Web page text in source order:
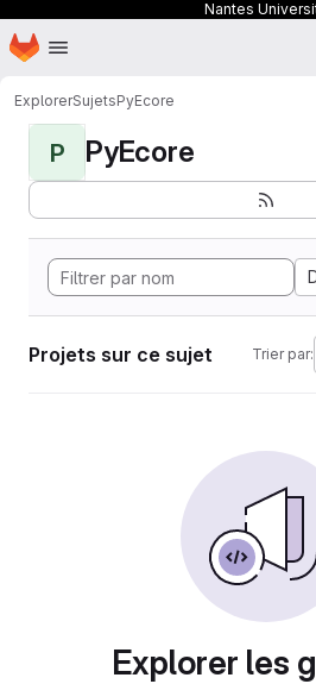
Nantes
Passer au contenu principal
Page d'accueil
ExplorerSujetsPyEcore
P PyEcore
Projets sur ce sujet Trier par:
Explorer les